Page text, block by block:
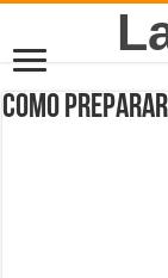
Como